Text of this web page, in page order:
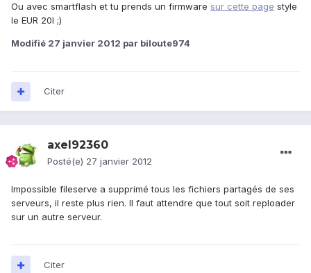
Ou avec smartflash et tu prends un firmware sur cette page style
le EUR 20l ;)
Modifié 27 janvier 2012 par biloute974
Citer
axel92360
Posté(e) 27 janvier 2012
Impossible fileserve a supprimé tous les fichiers partagés de ses
serveurs, il reste plus rien. Il faut attendre que tout soit reploader
sur un autre serveur.
Citer